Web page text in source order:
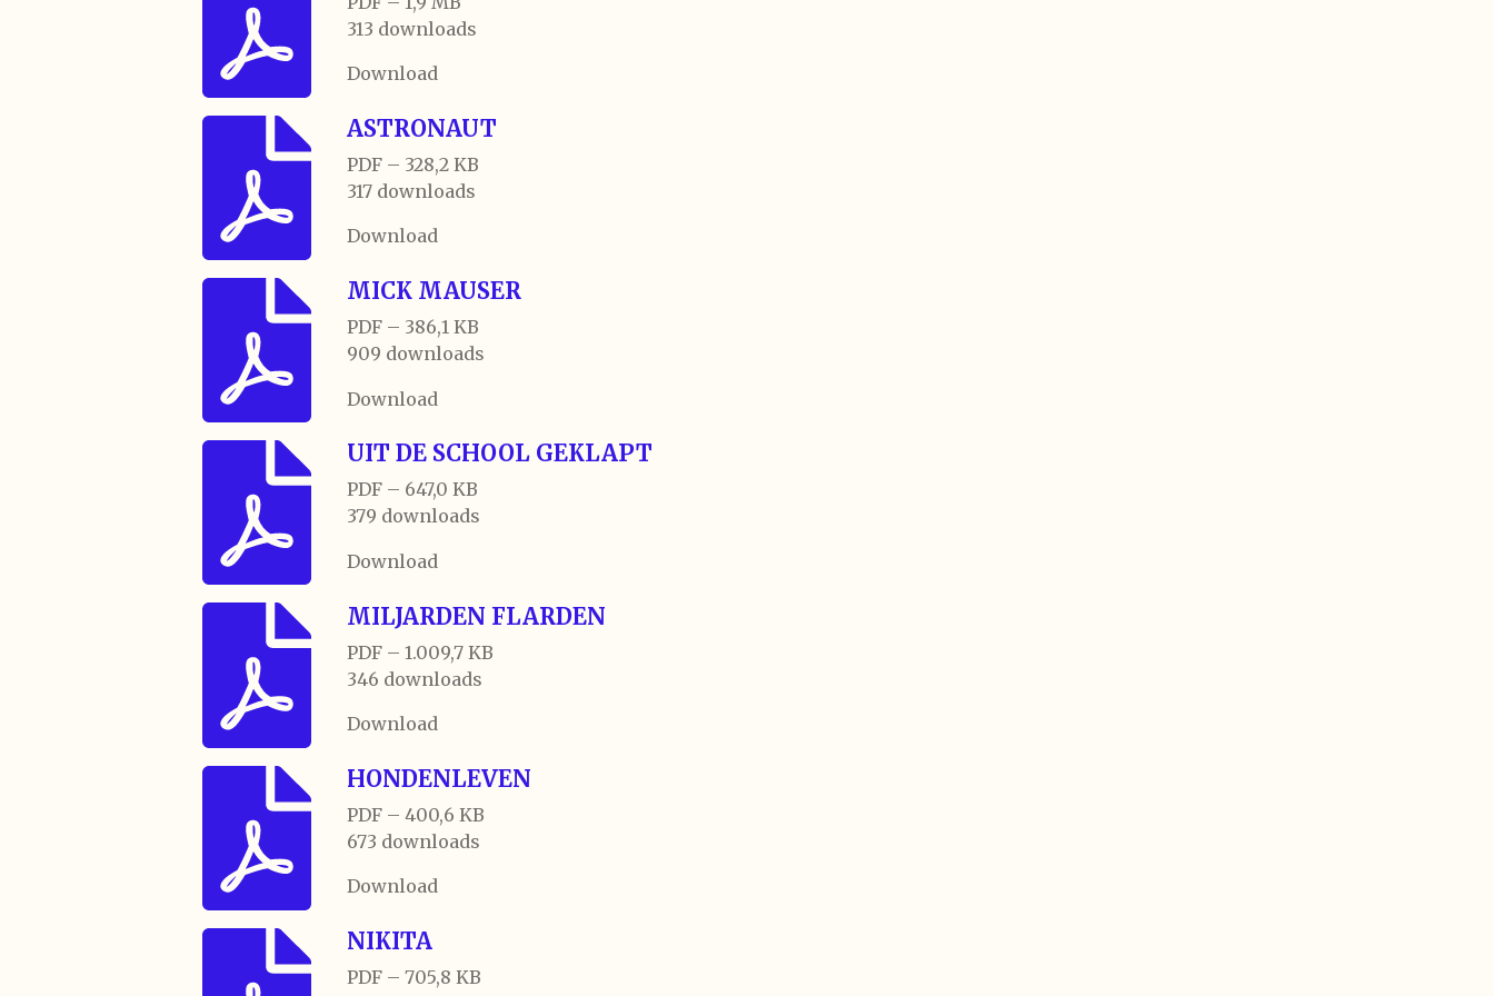
313 downloads
Download
ASTRONAUT
PDF – 328,2 KB
317 downloads
Download
MICK MAUSER
PDF – 386,1 KB
909 downloads
Download
UIT DE SCHOOL GEKLAPT
PDF – 647,0 KB
379 downloads
Download
MILJARDEN FLARDEN
PDF – 1.009,7 KB
346 downloads
Download
HONDENLEVEN
PDF – 400,6 KB
673 downloads
Download
NIKITA
PDF – 705,8 KB